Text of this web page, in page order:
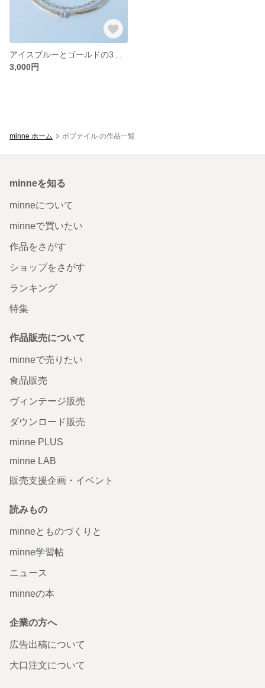
3,000円
minne ホーム ボブテイル の作品一覧
minneを知る
minneについて
minneで買いたい
作品をさがす
ショップをさがす
ランキング
特集
作品販売について
minneで売りたい
食品販売
ヴィンテージ販売
ダウンロード販売
minne PLUS
minne LAB
販売支援企画・イベント
読みもの
minneとものづくりと
minne学習帖
ニュース
minneの本
企業の方へ
広告出稿について
大口注文について